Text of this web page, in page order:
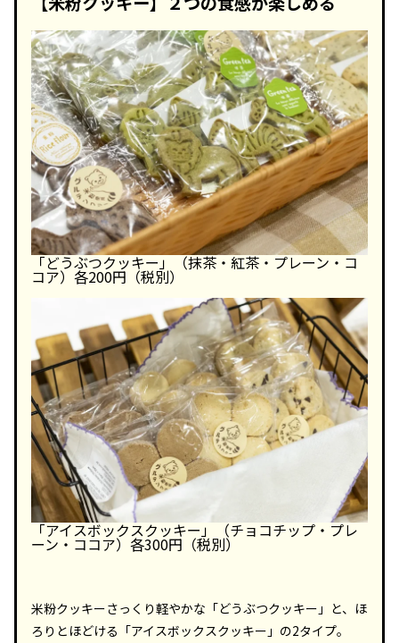
「どうぶつクッキー」（抹茶・紅茶・プレーン・コ
コア）各200円（税別）
「アイスボックスクッキー」（チョコチップ・プレ
ーン・ココア）各300円（税別）
米粉クッキーさっくり軽やかな「どうぶつクッキー」と、ほ
ろりとほどける「アイスボックスクッキー」の2タイプ。